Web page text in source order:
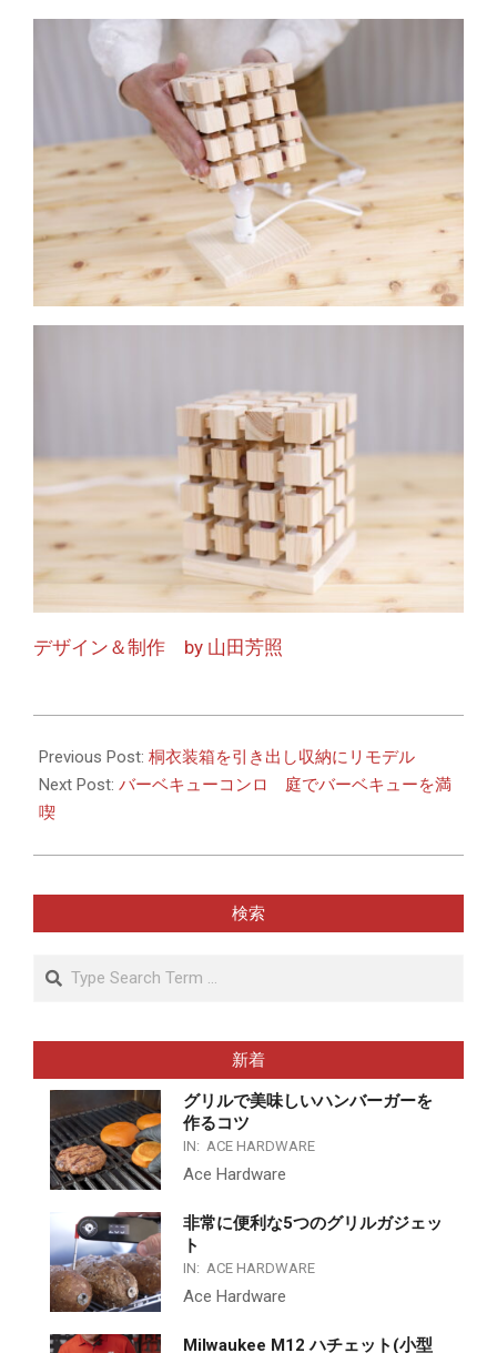
デザイン＆制作 by 山田芳照
05-
12
Previous Post: 桐衣装箱を引き出し収納にリモデル
Next Post: バーベキューコンロ 庭でバーベキューを満
喫
検索
新着
グリルで美味しいハンバーガーを
作るコツ
IN: ACE HARDWARE
Ace Hardware
非常に便利な5つのグリルガジェッ
ト
IN: ACE HARDWARE
Ace Hardware
Milwaukee M12 ハチェット(小型